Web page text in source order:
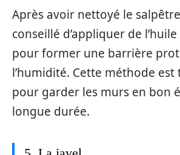
Après avoir nettoyé le
conseillé d’appliquer de
pour former une barrière
l’humidité. Cette méthode est
pour garder les murs en bon
longue durée.